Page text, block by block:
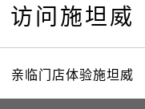
访问施坦威
亲临门店体验施坦威